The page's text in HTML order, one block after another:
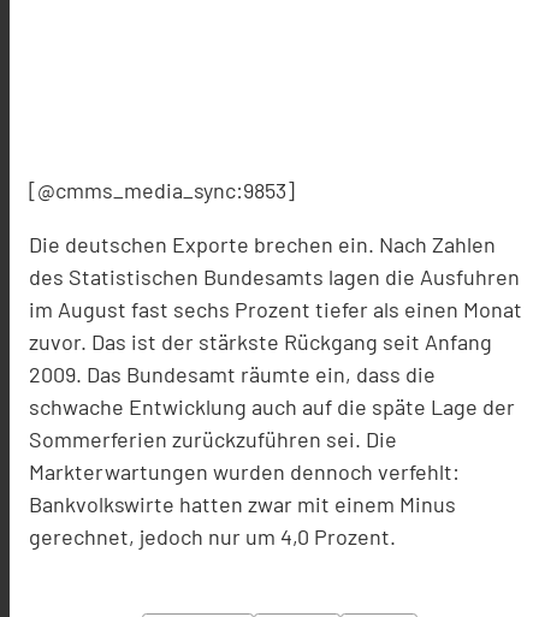
[@cmms_media_sync:9853]
Die deutschen Exporte brechen ein. Nach Zahlen
des Statistischen Bundesamts lagen die Ausfuhren
im August fast sechs Prozent tiefer als einen Monat
zuvor. Das ist der stärkste Rückgang seit Anfang
2009. Das Bundesamt räumte ein, dass die
schwache Entwicklung auch auf die späte Lage der
Sommerferien zurückzuführen sei. Die
Markterwartungen wurden dennoch verfehlt:
Bankvolkswirte hatten zwar mit einem Minus
gerechnet, jedoch nur um 4,0 Prozent.